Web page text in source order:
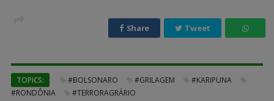
Share Tweet
TOPICS: #BOLSONARO #GRILAGEM
#KARIPUNA
#RONDÔNIA
#TERRORAGRÁRIO